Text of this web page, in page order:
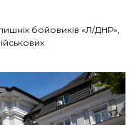
бойовиків «Л/ДНР»,